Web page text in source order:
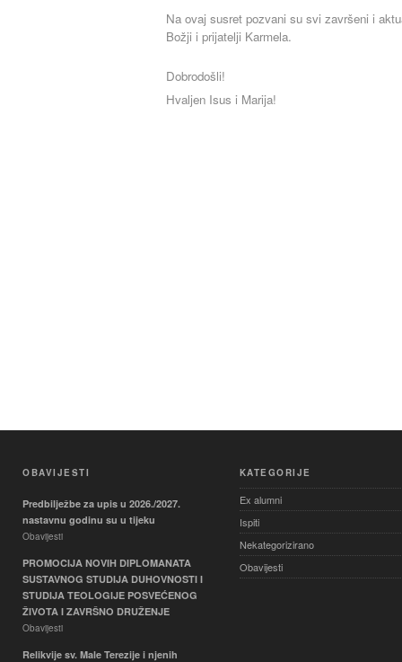
Na ovaj susret pozvani su svi završeni i
Božji i prijatelji Karmela.
Dobrodošli!
Hvaljen Isus i Marija!
OBAVIJESTI
Predbilježbe za upis u 2026./2027.
nastavnu godinu su u tijeku
Obavijesti
PROMOCIJA NOVIH DIPLOMANATA
SUSTAVNOG STUDIJA DUHOVNOSTI I
STUDIJA TEOLOGIJE POSVEĆENOG
ŽIVOTA I ZAVRŠNO DRUŽENJE
Obavijesti
Relikvije sv. Male Terezije i njenih
KATEGORIJE
Ex alumni
Ispiti
Nekategorizirano
Obavijesti